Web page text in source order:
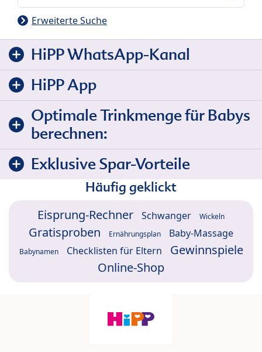
Erweiterte Suche
HiPP WhatsApp-Kanal
HiPP App
Optimale Trinkmenge für Babys
berechnen:
Exklusive Spar-Vorteile
Häufig geklickt
Eisprung-Rechner Schwanger Wickeln
Gratisproben Ernährungsplan Baby-Massage
Babynamen Checklisten für Eltern
Gewinnspiele
Online-Shop